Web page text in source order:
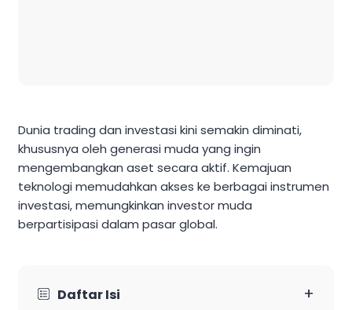
Dunia trading dan investasi kini semakin diminati,
khususnya oleh generasi muda yang ingin
mengembangkan aset secara aktif. Kemajuan
teknologi memudahkan akses ke berbagai instrumen
investasi, memungkinkan investor muda
berpartisipasi dalam pasar global.
Daftar Isi +